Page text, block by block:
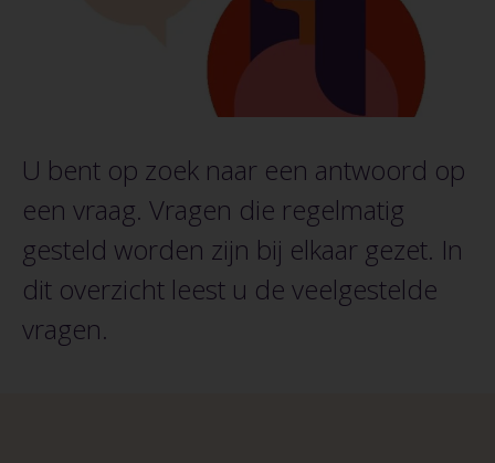
U bent op zoek naar een antwoord op
een vraag. Vragen die regelmatig
gesteld worden zijn bij elkaar gezet. In
dit overzicht leest u de veelgestelde
vragen.